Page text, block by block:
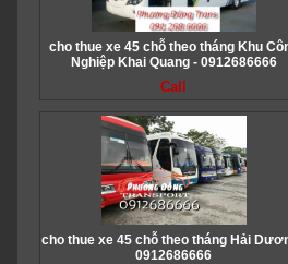
cho thue xe 45 chỗ theo tháng Khu
Nghiệp Khai Quang - 0912686666
Call
cho thue xe 45 chỗ theo tháng Hải
0912686666